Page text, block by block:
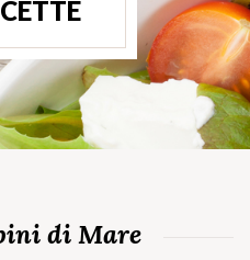
di Mare